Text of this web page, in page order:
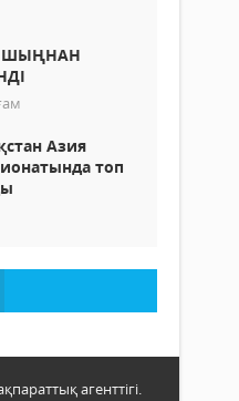
ШЫҢНАН
Азия
топ
агенттігі.